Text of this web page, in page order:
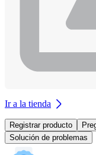
Ir a la tienda
Registrar producto
Solución de problemas